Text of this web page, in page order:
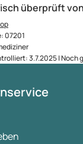
überprüft von
07201
3.7.2025 | Noch